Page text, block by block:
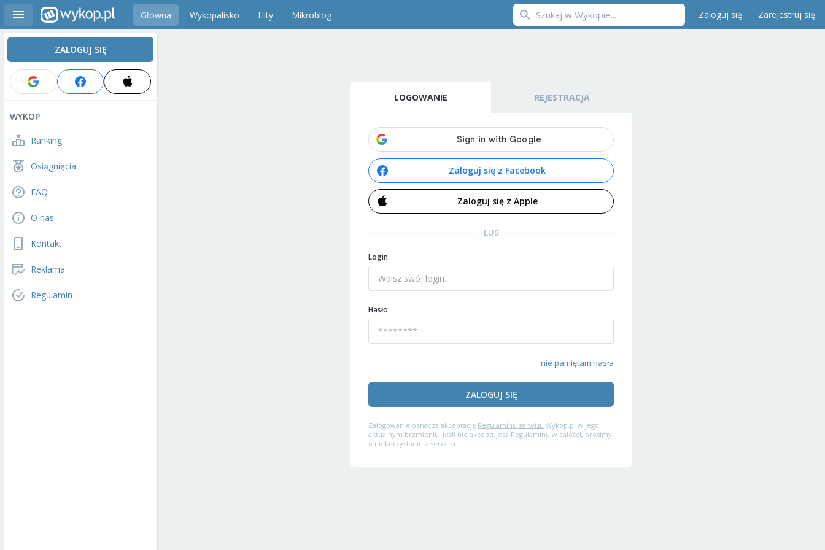
Główna Wykopalisko Hity Mikroblog Zaloguj się Zarejestruj się
ZALOGUJ SIĘ
WYKOP
Ranking
Osiągnięcia
FAQ
O nas
Kontakt
Reklama
Regulamin
LOGOWANIE REJESTRACJA
Zaloguj się z Facebook
Zaloguj się z Apple
LUB
Login
Hasło
nie pamiętam hasła
ZALOGUJ SIĘ
Zalogowanie oznacza akceptację Regulaminu serwisu Wykop.pl w jego
aktualnym brzmieniu. Jeśli nie akceptujesz Regulaminu w całości, prosimy
o niekorzystanie z serwisu.